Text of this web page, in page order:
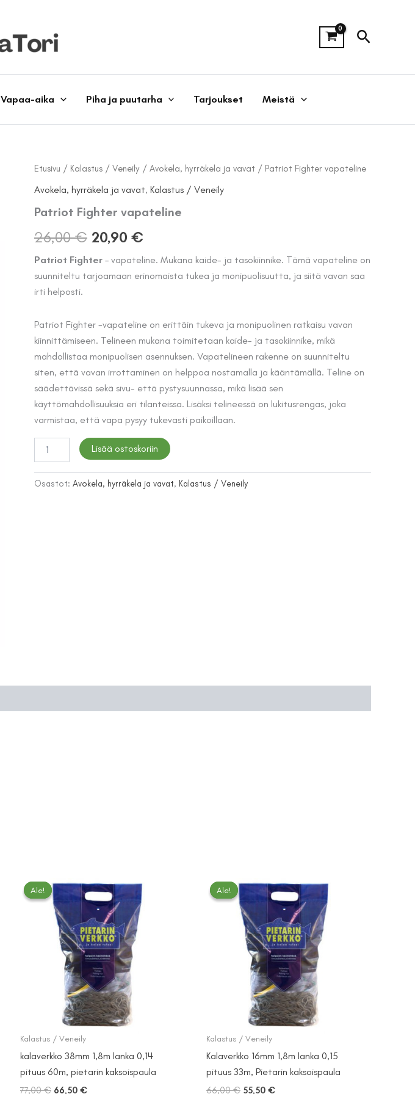
Hae
Vapaa-aika Piha ja puutarha Tarjoukset Meistä
Etusivu / Kalastus / Veneily / Avokela, hyrräkela ja vavat / Patriot Fighter vapateline
Avokela, hyrräkela ja vavat, Kalastus / Veneily
Patriot Fighter vapateline
26,00€ Alkuperäinen
hinta
oli:
20,90 €
hinta
on:
Patriot Fighter – vapateline. Mukana kaide- ja tasokiinnike. Tämä vapateline on
suunniteltu tarjoamaan erinomaista tukea ja monipuolisuutta, ja siitä vavan saa
irti helposti.
Patriot Fighter -vapateline on erittäin tukeva ja monipuolinen ratkaisu vavan
kiinnittämiseen. Telineen mukana toimitetaan kaide- ja tasokiinnike, mikä
mahdollistaa monipuolisen asennuksen. Vapatelineen rakenne on suunniteltu
siten, että vavan irrottaminen on helppoa nostamalla ja kääntämällä. Teline on
säädettävissä sekä sivu- että pystysuunnassa, mikä lisää sen
käyttömahdollisuuksia eri tilanteissa. Lisäksi telineessä on lukitusrengas, joka
varmistaa, että vapa pysyy tukevasti paikoillaan.
Fighter
määrä
Lisää ostoskoriin
Osastot: Avokela, hyrräkela ja vavat, Kalastus / Veneily
Ale!
Ale!
Kalastus / Veneily
kalaverkko 38mm 1,8m lanka 0,14
pituus 60m, pietarin kaksoispaula
77,00€ Alkuperäinen
66,50 €Nykyinen
Ale!
Ale!
Kalastus / Veneily
Kalaverkko 16mm 1,8m lanka 0,15
pituus 33m, Pietarin kaksoispaula
66,00€ Alkuperäinen
55,50 €Nykyinen